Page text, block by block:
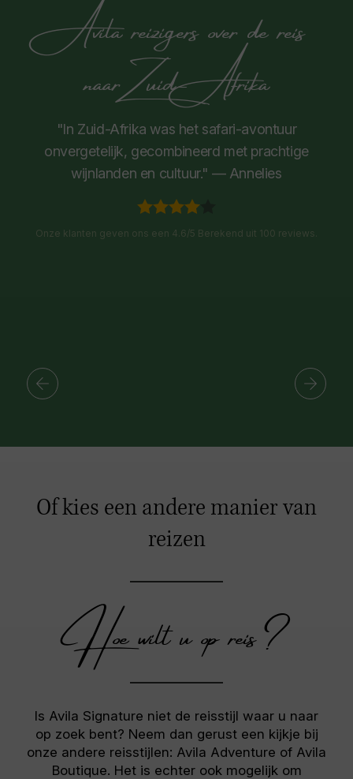
Avila reizigers over de reis
naar Zuid-Afrika
"In Zuid-Afrika was het safari-avontuur
onvergetelijk, gecombineerd met prachtige
wijnlanden en cultuur." — Annelies
Onze klanten geven ons een 4.6/5 Berekend uit 100 reviews.
Of kies een andere manier van
reizen
Hoe wilt u op reis?
Is Avila Signature niet de reisstijl waar u naar
op zoek bent? Neem dan gerust een kijkje bij
onze andere reisstijlen: Avila Adventure of Avila
Boutique. Het is echter ook mogelijk om